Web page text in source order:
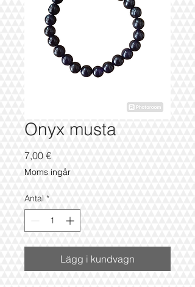
Onyx musta
7,00 €Pris
Moms ingår
Antal *
Lägg i kundvagn